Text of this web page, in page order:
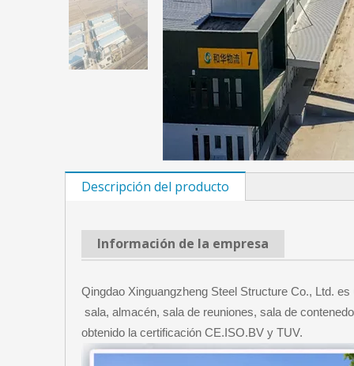
Descripción del producto
Información de la empresa
Qingdao Xinguangzheng Steel Structure Co., Ltd.
sala, almacén, sala de reuniones, sala de
obtenido la certificación CE.ISO.BV y TUV.